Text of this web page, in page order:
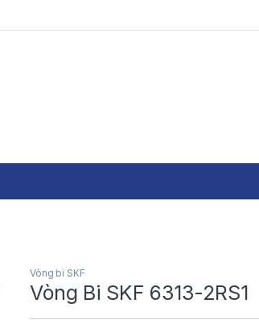
Vòng bi SKF
Vòng Bi SKF 6313-2RS1